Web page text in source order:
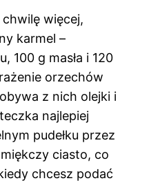
więcej,
karmel –
100 g masła i 120
orzechów
z nich olejki i
najlepiej
pudełku przez
ciasto, co
chcesz podać